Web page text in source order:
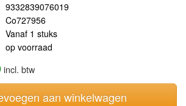
9332839076019
Co727956
Vanaf 1 stuks
op voorraad
incl. btw
aan winkelwagen